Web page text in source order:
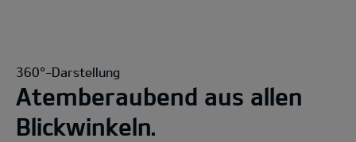
360°-Darstellung
Atemberaubend aus allen
Blickwinkeln.